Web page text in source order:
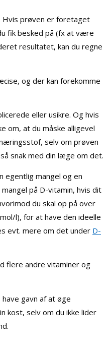
prøven er foretaget
fik besked på (fx at være
resultatet, kan du regne
og der kan forekomme
eller usikre. Og hvis
om, at du måske alligevel
selv om prøven
snak med din læge om det.
egentlig mangel og en
på D-vitamin, hvis dit
du skal op på over
l), for at have den ideelle
evt. mere om det under D-
flere andre vitaminer og
gavn af at øge
kost, selv om du ikke lider